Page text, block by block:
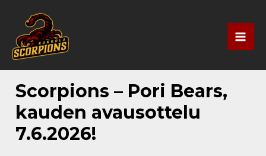
sisältöön
Scorpions – Pori Bears,
kauden avausottelu
7.6.2026!
selaus